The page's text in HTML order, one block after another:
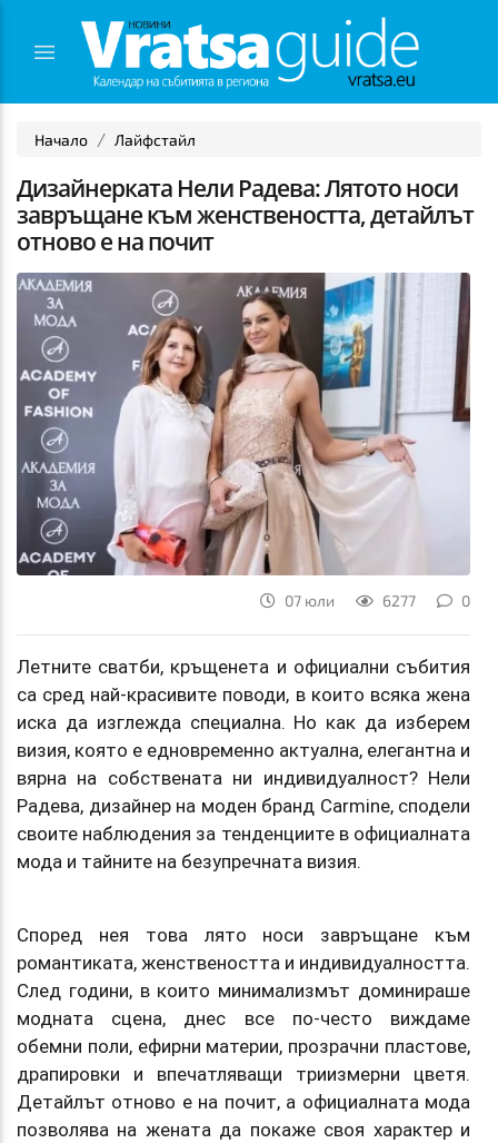
Начало Лайфстайл
Дизайнерката Нели Радева: Лятото носи
завръщане към женствеността, детайлът
отново е на почит
07 юли 6277 0
Летните сватби, кръщенета и официални събития
са сред най-красивите поводи, в които всяка жена
иска да изглежда специална. Но как да изберем
визия, която е едновременно актуална, елегантна и
вярна на собствената ни индивидуалност? Нели
Радева, дизайнер на моден бранд Carmine, сподели
своите наблюдения за тенденциите в официалната
мода и тайните на безупречната визия.
Според нея това лято носи завръщане към
романтиката, женствеността и индивидуалността.
След години, в които минимализмът доминираше
модната сцена, днес все по-често виждаме
обемни поли, ефирни материи, прозрачни пластове,
драпировки и впечатляващи триизмерни цветя.
Детайлът отново е на почит, а официалната мода
позволява на жената да покаже своя характер и